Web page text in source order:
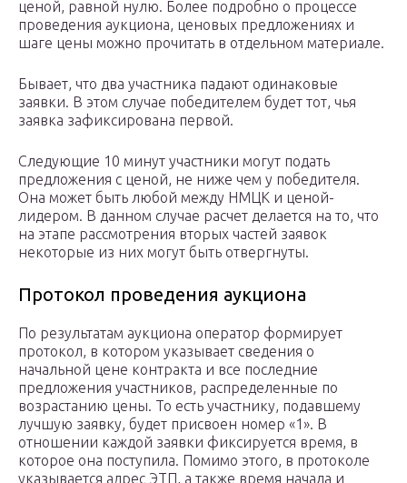
ценой, равной нулю. Более подробно о процессе
проведения аукциона, ценовых предложениях и
шаге цены можно прочитать в отдельном материале.
Бывает, что два участника падают одинаковые
заявки. В этом случае победителем будет тот, чья
заявка зафиксирована первой.
Следующие 10 минут участники могут подать
предложения с ценой, не ниже чем у победителя.
Она может быть любой между НМЦК и ценой-
лидером. В данном случае расчет делается на то, что
на этапе рассмотрения вторых частей заявок
некоторые из них могут быть отвергнуты.
Протокол проведения аукциона
По результатам аукциона оператор формирует
протокол, в котором указывает сведения о
начальной цене контракта и все последние
предложения участников, распределенные по
возрастанию цены. То есть участнику, подавшему
лучшую заявку, будет присвоен номер «1». В
отношении каждой заявки фиксируется время, в
которое она поступила. Помимо этого, в протоколе
указывается адрес ЭТП, а также время начала и